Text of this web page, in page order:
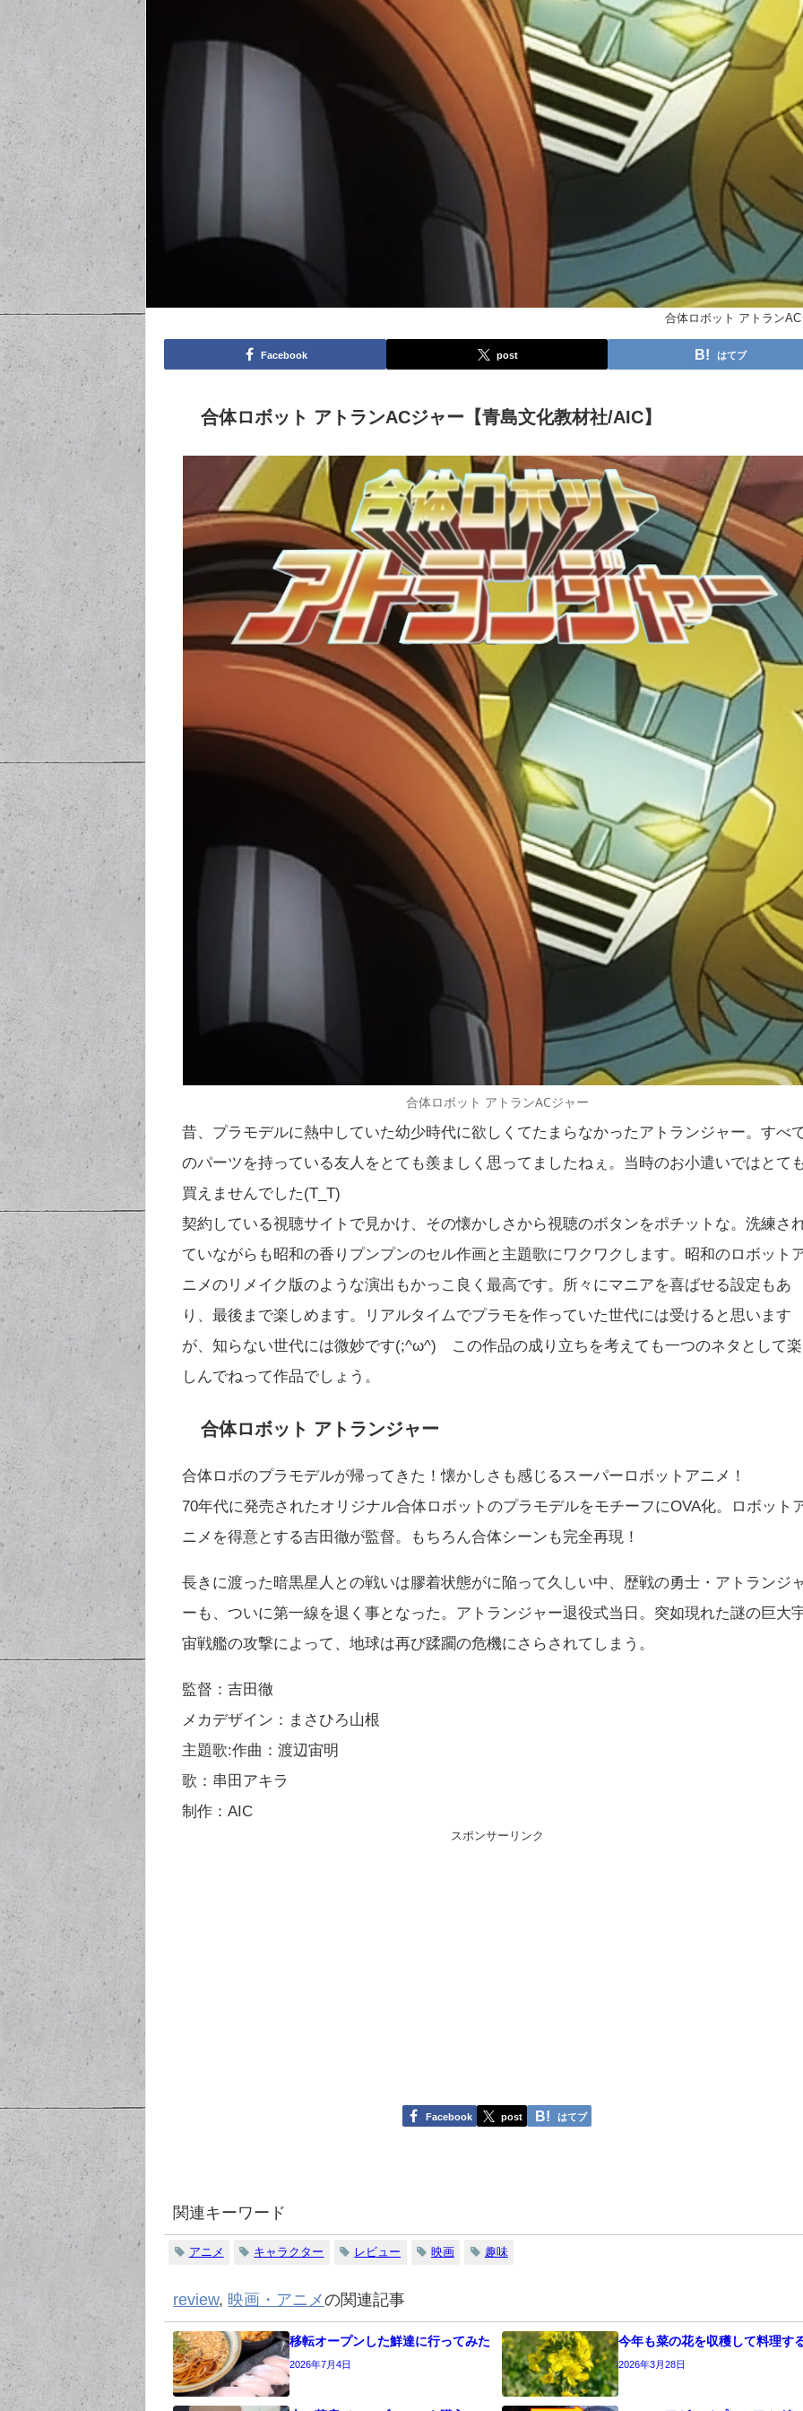
合体ロボット アトラン
Facebook post はてブ
合体ロボット アトランACジャー【青島文化教材社/AIC】
合体ロボット アトランACジャー
昔、プラモデルに熱中していた幼少時代に欲しくてたまらなかったアトランジャー。すべ
のパーツを持っている友人をとても羨ましく思ってましたねぇ。当時のお小遣いではとて
買えませんでした(T_T)
契約している視聴サイトで見かけ、その懐かしさから視聴のボタンをポチットな。洗練さ
ていながらも昭和の香りプンプンのセル作画と主題歌にワクワクします。昭和のロボット
ニメのリメイク版のような演出もかっこ良く最高です。所々にマニアを喜ばせる設定もあ
り、最後まで楽しめます。リアルタイムでプラモを作っていた世代には受けると思います
が、知らない世代には微妙です(;^ω^) この作品の成り立ちを考えても一つのネタとして楽
しんでねって作品でしょう。
合体ロボット アトランジャー
合体ロボのプラモデルが帰ってきた！懐かしさも感じるスーパーロボットアニメ！
70年代に発売されたオリジナル合体ロボットのプラモデルをモチーフにOVA化。ロボット
ニメを得意とする吉田徹が監督。もちろん合体シーンも完全再現！
長きに渡った暗黒星人との戦いは膠着状態がに陥って久しい中、歴戦の勇士・アトランジ
ーも、ついに第一線を退く事となった。アトランジャー退役式当日。突如現れた謎の巨大
宙戦艦の攻撃によって、地球は再び蹂躙の危機にさらされてしまう。
監督：吉田徹
メカデザイン：まさひろ山根
主題歌:作曲：渡辺宙明
歌：串田アキラ
制作：AIC
スポンサーリンク
Facebook post はてブ
関連キーワード
アニメ キャラクター レビュー 映画 趣味
review, 映画・アニメの関連記事
移転オープンした鮮達に行ってみた
2026年7月4日
今年も菜の花を収穫して料理す
2026年3月28日